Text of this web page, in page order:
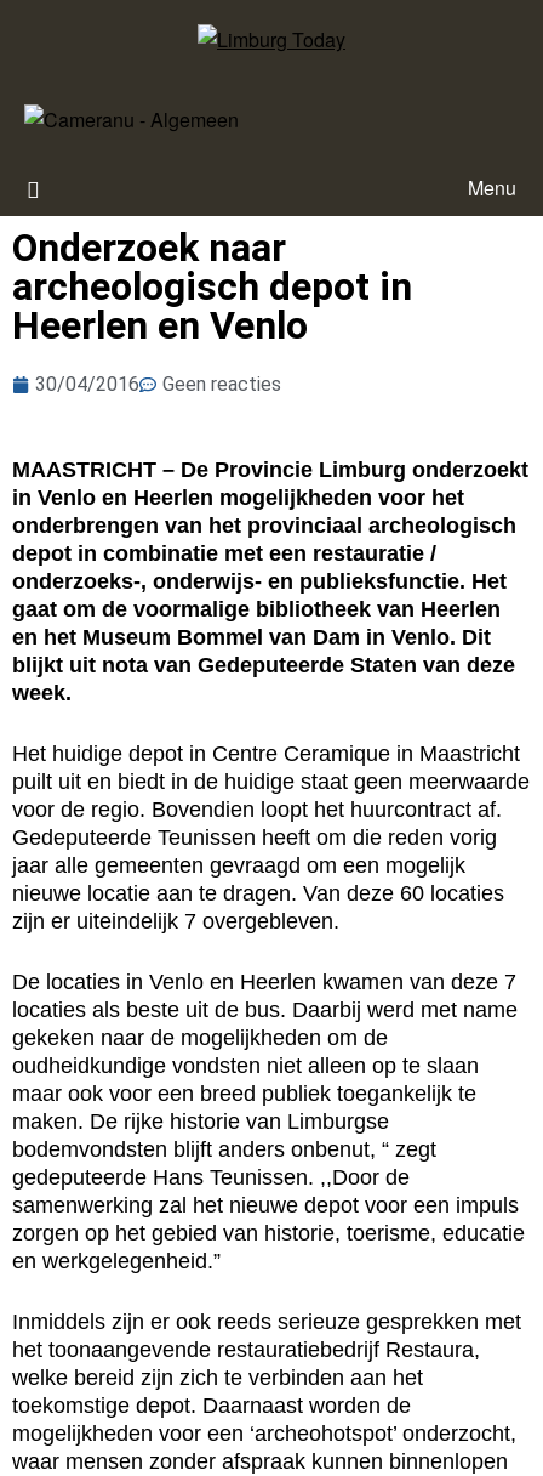
Menu
Onderzoek naar
archeologisch depot in
Heerlen en Venlo
30/04/2016 Geen reacties
MAASTRICHT – De Provincie Limburg onderzoekt
in Venlo en Heerlen mogelijkheden voor het
onderbrengen van het provinciaal archeologisch
depot in combinatie met een restauratie /
onderzoeks-, onderwijs- en publieksfunctie. Het
gaat om de voormalige bibliotheek van Heerlen
en het Museum Bommel van Dam in Venlo. Dit
blijkt uit nota van Gedeputeerde Staten van deze
week.
Het huidige depot in Centre Ceramique in Maastricht
puilt uit en biedt in de huidige staat geen meerwaarde
voor de regio. Bovendien loopt het huurcontract af.
Gedeputeerde Teunissen heeft om die reden vorig
jaar alle gemeenten gevraagd om een mogelijk
nieuwe locatie aan te dragen. Van deze 60 locaties
zijn er uiteindelijk 7 overgebleven.
De locaties in Venlo en Heerlen kwamen van deze 7
locaties als beste uit de bus. Daarbij werd met name
gekeken naar de mogelijkheden om de
oudheidkundige vondsten niet alleen op te slaan
maar ook voor een breed publiek toegankelijk te
maken. De rijke historie van Limburgse
bodemvondsten blijft anders onbenut, “ zegt
gedeputeerde Hans Teunissen. ,,Door de
samenwerking zal het nieuwe depot voor een impuls
zorgen op het gebied van historie, toerisme, educatie
en werkgelegenheid.”
Inmiddels zijn er ook reeds serieuze gesprekken met
het toonaangevende restauratiebedrijf Restaura,
welke bereid zijn zich te verbinden aan het
toekomstige depot. Daarnaast worden de
mogelijkheden voor een ‘archeohotspot’ onderzocht,
waar mensen zonder afspraak kunnen binnenlopen